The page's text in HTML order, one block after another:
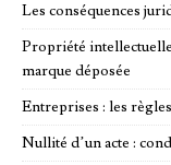
Les conséquences
Propriété
marque déposée
Entreprises : les
Nullité d’un acte :